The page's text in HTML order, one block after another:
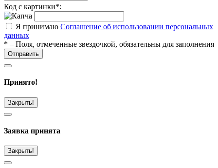
Код с картинки*:
Я принимаю Соглашение об использовании персональных
данных
* – Поля, отмеченные звездочкой, обязательны для заполнения
Отправить
Принято!
Закрыть!
Заявка принята
Закрыть!